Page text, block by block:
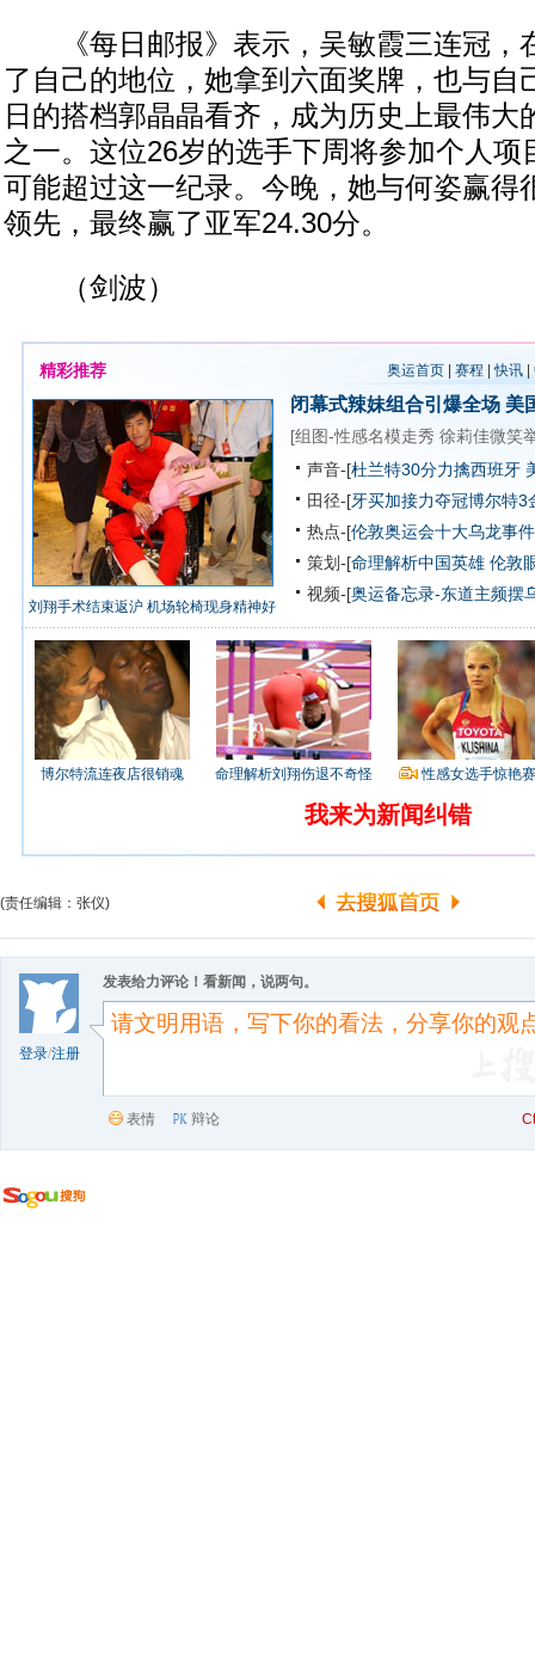
《每日邮报》表示，吴敏霞三连冠，
了自己的地位，她拿到六面奖牌，也与自
日的搭档郭晶晶看齐，成为历史上最伟大
之一。这位26岁的选手下周将参加个人项
可能超过这一纪录。今晚，她与何姿赢得
领先，最终赢了亚军24.30分。
（剑波）
精彩推荐 奥运首页| 赛程 |快讯|
刘翔手术结束返沪 机场轮椅现身精神好
闭幕式辣妹组合引爆全场 美
[组图-性感名模走秀 徐莉佳微笑
声音-[杜兰特30分力擒西班牙
田径-[牙买加接力夺冠博尔特3
热点-[伦敦奥运会十大乌龙事件
策划-[命理解析中国英雄 伦敦
视频-[奥运备忘录-东道主频摆
博尔特流连夜店很销魂 命理解析刘翔伤退不奇怪 性感女选手惊艳
我来为新闻纠错
(责任编辑：张仪)
登录/注册
发表给力评论！看新闻，说两句。
表情 辩论